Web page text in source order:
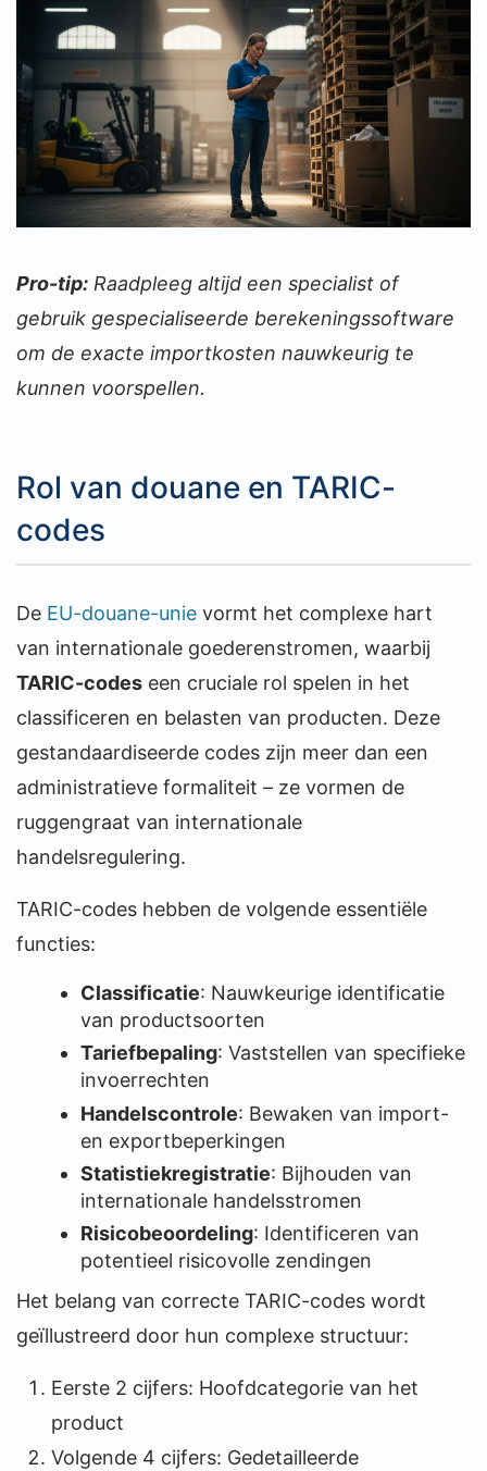
Pro-tip: Raadpleeg altijd een specialist of
gebruik gespecialiseerde berekeningssoftware
om de exacte importkosten nauwkeurig te
kunnen voorspellen.
Rol van douane en TARIC-
codes
De EU-douane-unie vormt het complexe hart
van internationale goederenstromen, waarbij
TARIC-codes een cruciale rol spelen in het
classificeren en belasten van producten. Deze
gestandaardiseerde codes zijn meer dan een
administratieve formaliteit – ze vormen de
ruggengraat van internationale
handelsregulering.
TARIC-codes hebben de volgende essentiële
functies:
Classificatie: Nauwkeurige identificatie
van productsoorten
Tariefbepaling: Vaststellen van specifieke
invoerrechten
Handelscontrole: Bewaken van import-
en exportbeperkingen
Statistiekregistratie: Bijhouden van
internationale handelsstromen
Risicobeoordeling: Identificeren van
potentieel risicovolle zendingen
Het belang van correcte TARIC-codes wordt
geïllustreerd door hun complexe structuur:
Eerste 2 cijfers: Hoofdcategorie van het
product
Volgende 4 cijfers: Gedetailleerde